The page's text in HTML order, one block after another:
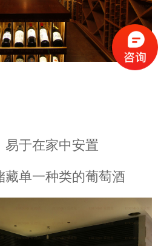
于在家中安置
单一种类的葡萄酒